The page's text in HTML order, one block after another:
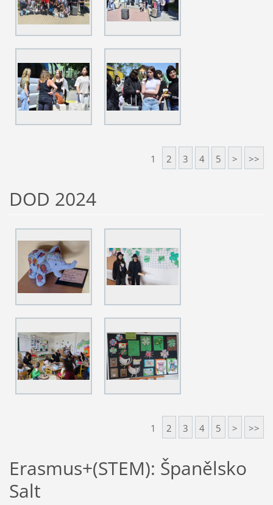
1 2 3 4 5 > >>
DOD 2024
1 2 3 4 5 > >>
Erasmus+(STEM): Španělsko
Salt